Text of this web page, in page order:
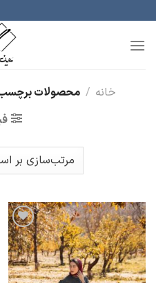
به
محتوا
خانه / محصولات برچسب
افزودن
به
علاقه
مندی
ها